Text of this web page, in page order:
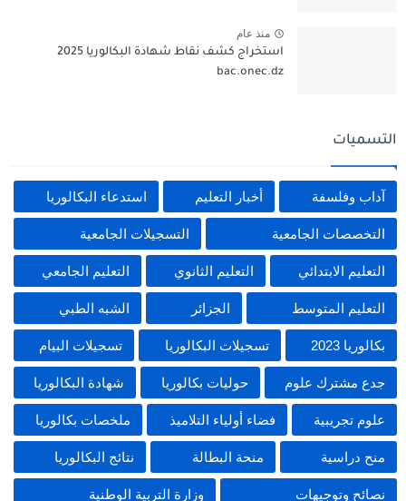
منذ عام
استخراج كشف نقاط شهادة البكالوريا 2025
bac.onec.dz
التسميات
آداب وفلسفة أخبار التعليم استدعاء البكالوريا
التخصصات الجامعية التسجيلات الجامعية
التعليم الابتدائي التعليم الثانوي التعليم الجامعي
التعليم المتوسط الجزائر الشبه الطبي
بكالوريا 2023 تسجيلات البكالوريا تسجيلات البيام
جدع مشترك علوم حوليات بكالوريا شهادة البكالوريا
علوم تجريبية فضاء أولياء التلاميذ ملخصات بكالوريا
منح دراسية منحة البطالة نتائج البكالوريا
نصائح وتوجيهات وزارة التربية الوطنية